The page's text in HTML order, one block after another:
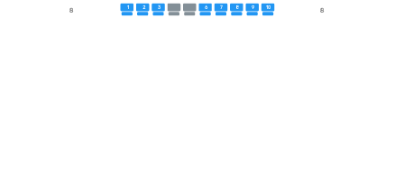
8
1 2 3 6 7 8 9 10
8